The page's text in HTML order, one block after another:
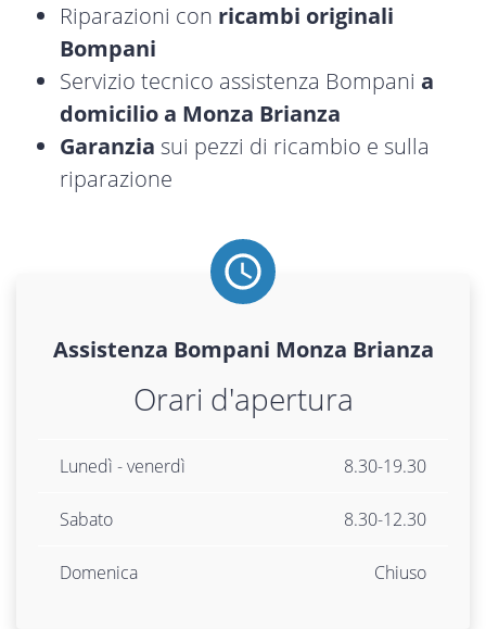
Riparazioni con ricambi originali
Bompani
Servizio tecnico assistenza Bompani a
domicilio a Monza Brianza
Garanzia sui pezzi di ricambio e sulla
riparazione
Assistenza Bompani Monza Brianza
Orari d'apertura
Lunedì - venerdì 8.30-19.30
Sabato 8.30-12.30
Domenica Chiuso